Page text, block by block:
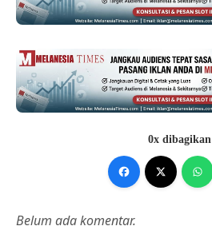
0x dibagikan
Belum ada komentar.